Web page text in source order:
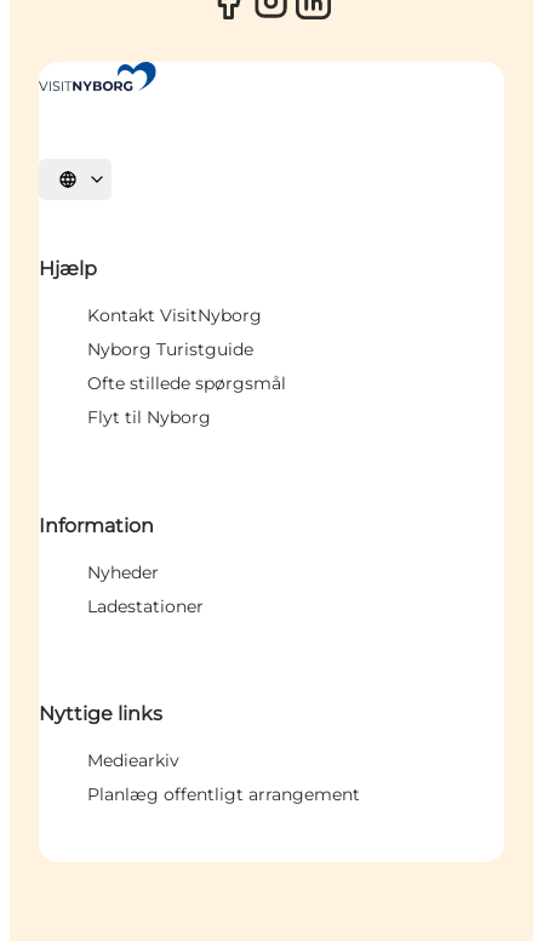
Vælg sprog
Hjælp
Kontakt VisitNyborg
Nyborg Turistguide
Ofte stillede spørgsmål
Flyt til Nyborg
Information
Nyheder
Ladestationer
Nyttige links
Mediearkiv
Planlæg offentligt arrangement